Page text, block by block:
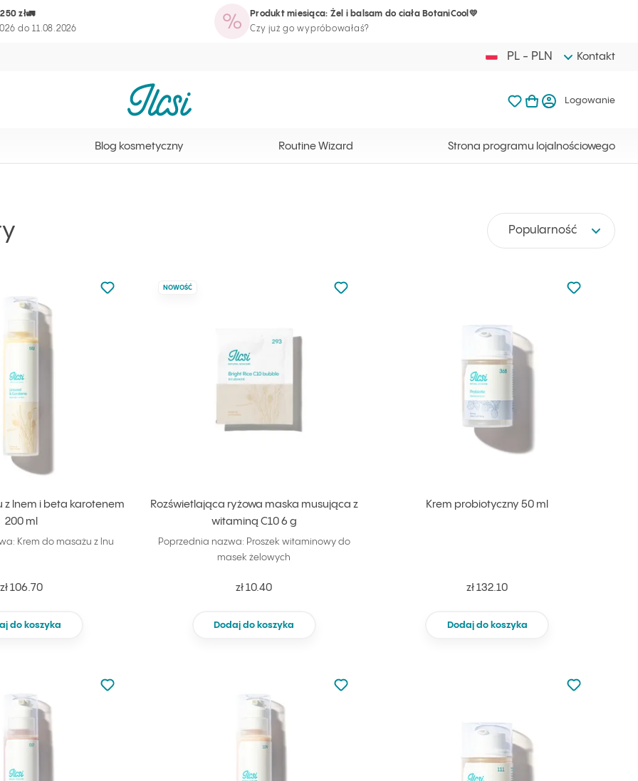
zł🚛
do 11.08.2026
Produkt miesiąca: Żel i balsam do ciała BotaniCool💛
Czy już go wypróbowałaś?
Routine Wizard Strona programu lojalnościowego
PL - PLN Kontakt
Strona główna Ilcsi
Ulubione produkty Ilcsi
Twój koszyk jest
Mój koszykLogowanie
Blog kosmetyczny Routine Wizard Strona programu lojalnościowego
Popularność
z lnem i beta karotenem
200 ml
Krem do masażu z lnu
zł 106.70
do koszyka
Nie dodano do ulubionych
Dodaj do ulubionych
Rozświetlająca ryżowa maska musująca z
witaminą C10 6 g
NOWOŚĆ
Poprzednia nazwa: Proszek witaminowy do
masek żelowych
zł 10.40
Dodaj do koszyka
Nie dodano do ulubionych
Dodaj do ulubionych
Krem probiotyczny 50 ml
zł 132.10
Dodaj do koszyka
Nie dodano
Dodaj do
Nie dodano do ulubionych
Dodaj do ulubionych
Nie dodano do ulubionych
Dodaj do ulubionych
Nie dodano
Dodaj do